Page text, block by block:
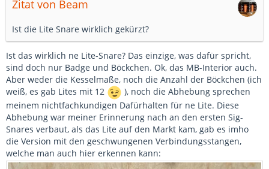
Zitat von Beam
Ist die Lite Snare wirklich gekürzt?
Ist das wirklich ne Lite-Snare? Das einzige, was dafür spricht,
sind doch nur Badge und Böckchen. Ok, das MB-Interior auch.
Aber weder die Kesselmaße, noch die Anzahl der Böckchen (ich
weiß, es gab Lites mit 12
), noch die Abhebung sprechen
meinem nichtfachkundigen Dafürhalten für ne Lite. Diese
Abhebung war meiner Erinnerung nach an den ersten Sig-
Snares verbaut, als das Lite auf den Markt kam, gab es imho
die Version mit den geschwungenen Verbindungsstangen,
welche man auch hier erkennen kann: